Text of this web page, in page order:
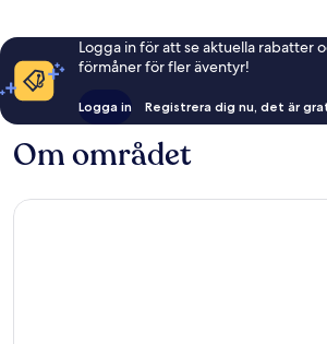
Logga in för att se aktuella rabatter
förmåner för fler äventyr!
Logga in Registrera dig nu, det är
Om området